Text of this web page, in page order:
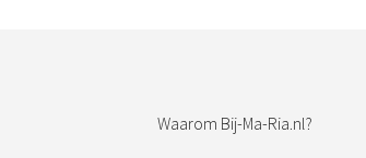
Waarom Bij-Ma-Ria.nl?